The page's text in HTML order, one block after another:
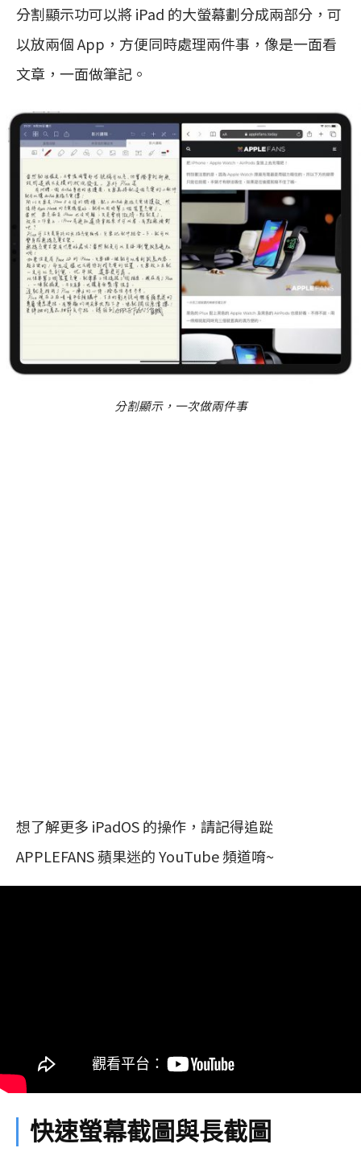
分割顯示功可以將 iPad 的大螢幕劃分成兩部分，可
以放兩個 App，方便同時處理兩件事，像是一面看
文章，一面做筆記。
分割顯示，一次做兩件事
想了解更多 iPadOS 的操作，請記得追踨
APPLEFANS 蘋果迷的 YouTube 頻道唷~
快速螢幕截圖與長截圖